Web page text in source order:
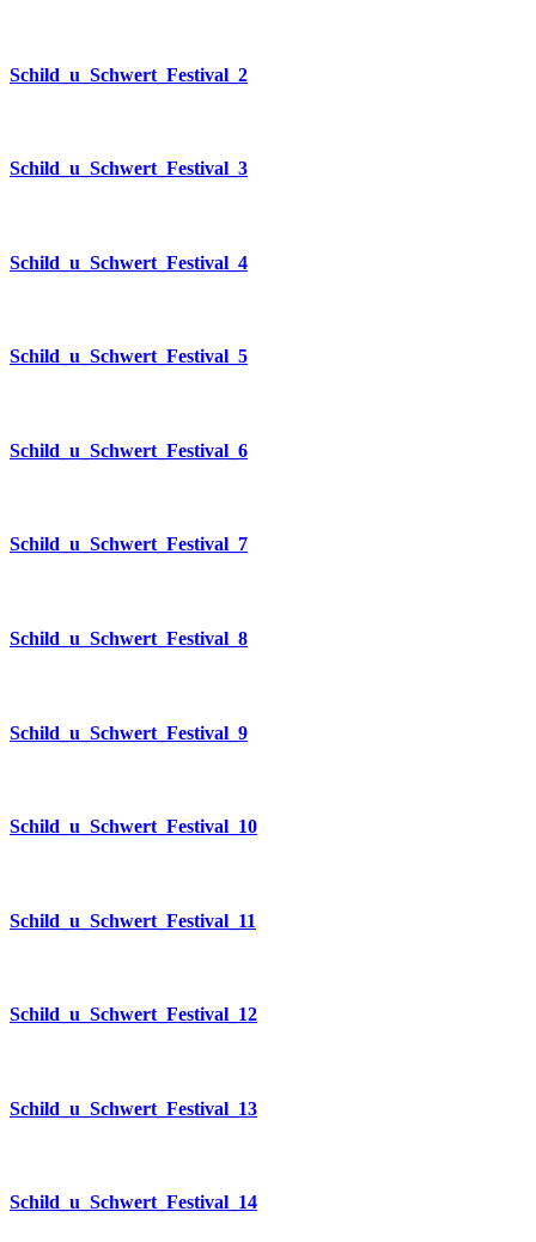
Schild_u_Schwert_Festival_2
Schild_u_Schwert_Festival_3
Schild_u_Schwert_Festival_4
Schild_u_Schwert_Festival_5
Schild_u_Schwert_Festival_6
Schild_u_Schwert_Festival_7
Schild_u_Schwert_Festival_8
Schild_u_Schwert_Festival_9
Schild_u_Schwert_Festival_10
Schild_u_Schwert_Festival_11
Schild_u_Schwert_Festival_12
Schild_u_Schwert_Festival_13
Schild_u_Schwert_Festival_14